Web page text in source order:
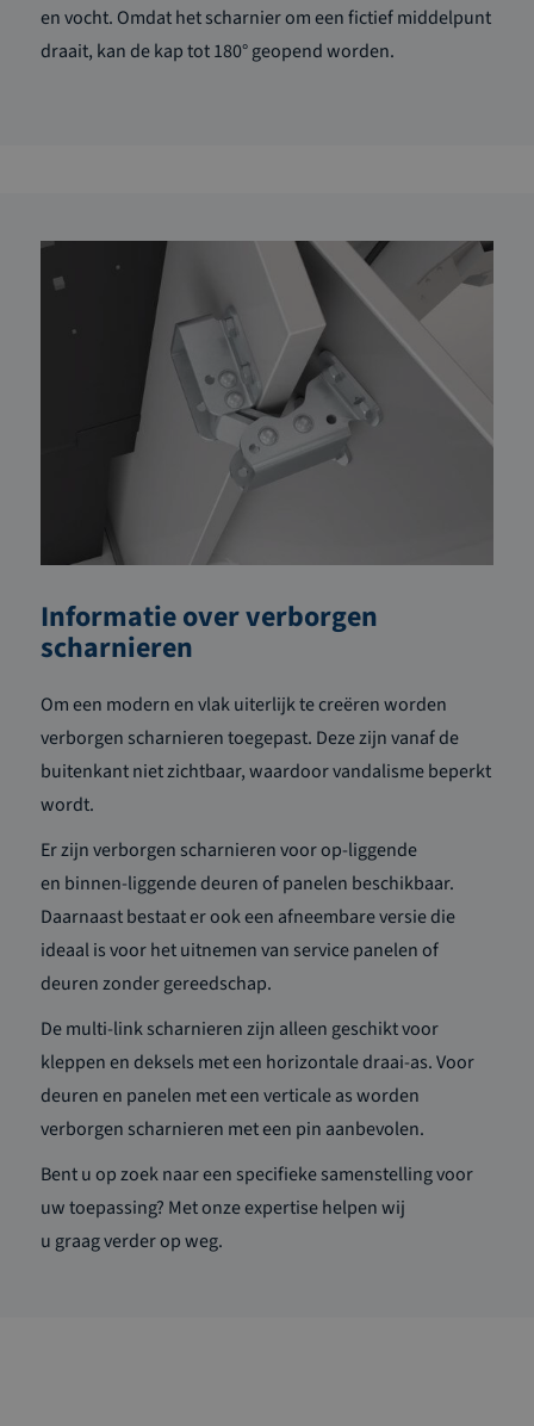
en vocht. Omdat het scharnier om een fictief middelpunt
draait, kan de kap tot 180° geopend worden.
Informatie over verborgen
scharnieren
Om een modern en vlak uiterlijk te creëren worden
verborgen scharnieren toegepast. Deze zijn vanaf de
buitenkant niet zichtbaar, waardoor vandalisme beperkt
wordt.
Er zijn verborgen scharnieren voor op-liggende
en binnen-liggendedeuren ofpanelen beschikbaar.
Daarnaast bestaat er ook een afneembare versie die
ideaal is voor het uitnemen van service panelen of
deurenzonder gereedschap.
Demulti-link scharnieren zijn alleen geschikt voor
kleppen en deksels met een horizontale draai-as. Voor
deuren en panelen met een verticale as worden
verborgen scharnieren met een pin aanbevolen.
Bent u op zoek naar een specifieke samenstelling voor
uw toepassing? Met onze expertise helpen wij
u graagverder op weg.